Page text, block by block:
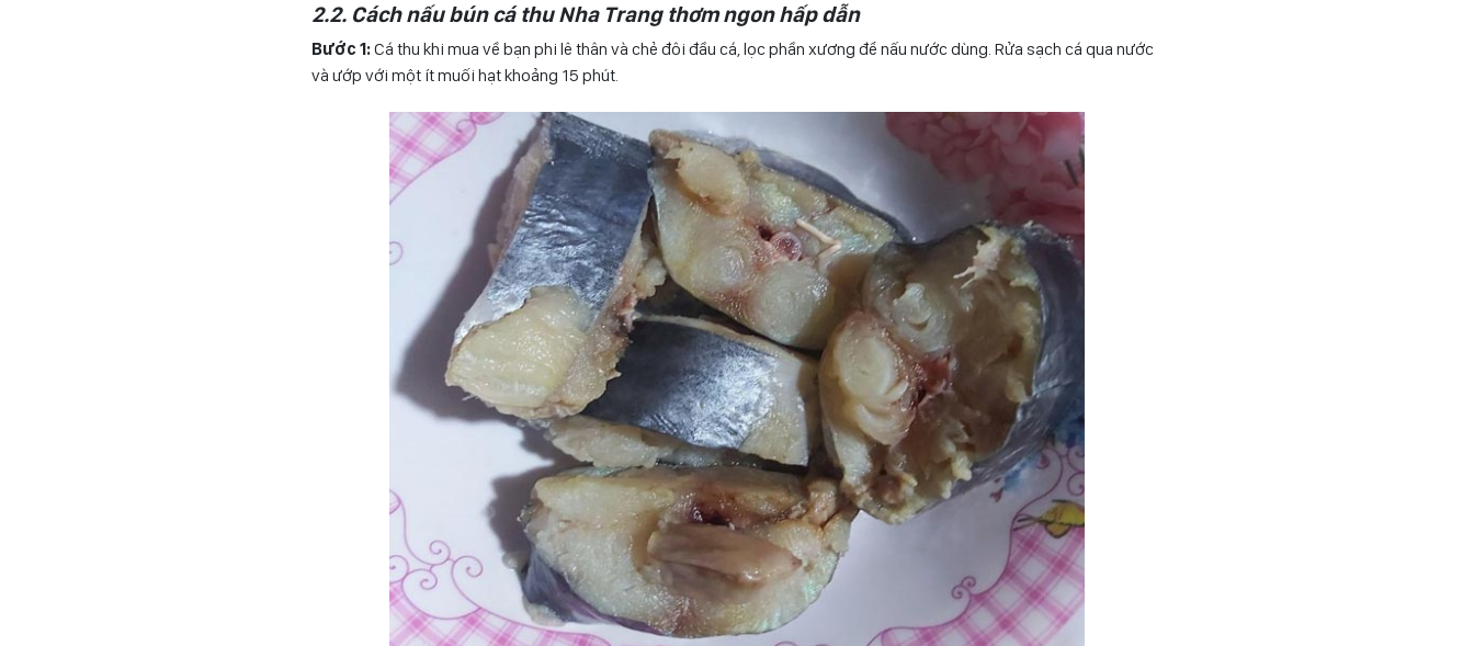
2.2. Cách nấu bún cá thu Nha Trang thơm ngon hấp dẫn
Bước 1:Cá thu khi mua về bạn phi lê thân và chẻ đôi đầu cá, lọc phần xương để nấu nước dùng. Rửa sạch cá qua nước
và ướp với một ít muối hạt khoảng 15 phút.